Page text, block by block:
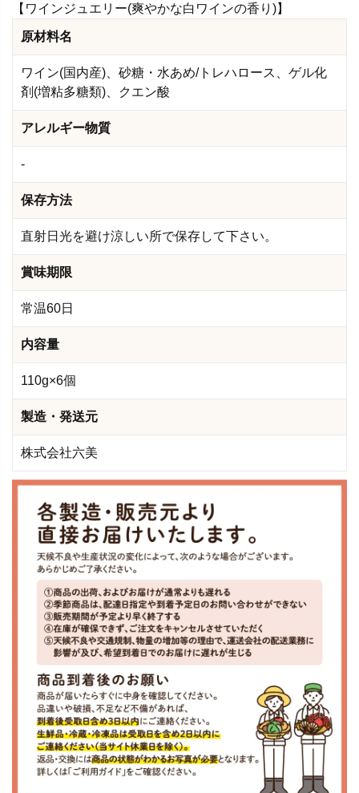
【ワインジュエリー(爽やかな白ワインの香り)】
原材料名
ワイン(国内産)、砂糖・水あめ/トレハロース、ゲル化
剤(増粘多糖類)、クエン酸
アレルギー物質
-
保存方法
直射日光を避け涼しい所で保存して下さい。
賞味期限
常温60日
内容量
110g×6個
製造・発送元
株式会社六美